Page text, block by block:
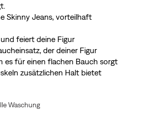
Skinny Jeans, vorteilhaft
feiert deine Figur
der deiner Figur
es für einen flachen Bauch sorgt
zusätzlichen Halt bietet
dich begeistern werden. Das ist
Dank der ausgezeichneten
Waschung